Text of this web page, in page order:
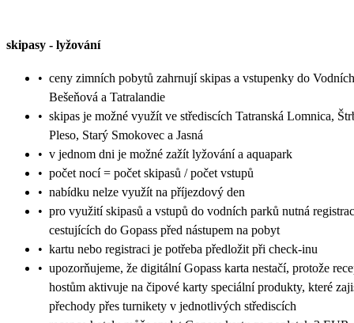
skipasy - lyžování
• ceny zimních pobytů zahrnují skipas a vstupenky do
Bešeňová a Tatralandie
• skipas je možné využít ve střediscích Tatranská Lomnica,
Pleso, Starý Smokovec a Jasná
• v jednom dni je možné zažít lyžování a aquapark
• počet nocí = počet skipasů / počet vstupů
• nabídku nelze využít na příjezdový den
• pro využití skipasů a vstupů do vodních parků nutná
cestujících do Gopass před nástupem na pobyt
• kartu nebo registraci je potřeba předložit při check-inu
• upozorňujeme, že digitální Gopass karta nestačí, protože
hostům aktivuje na čipové karty speciální produkty, které
přechody přes turnikety v jednotlivých střediscích